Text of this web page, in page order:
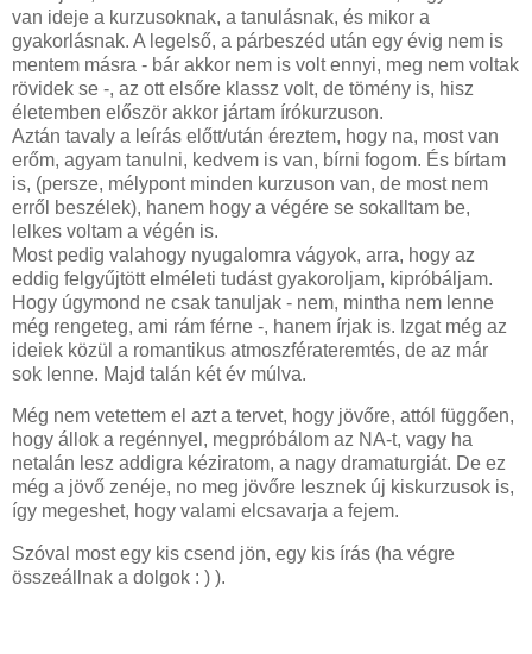
van ideje a kurzusoknak, a tanulásnak, és mikor a
gyakorlásnak. A legelső, a párbeszéd után egy évig nem is
mentem másra - bár akkor nem is volt ennyi, meg nem voltak
rövidek se -, az ott elsőre klassz volt, de tömény is, hisz
életemben először akkor jártam írókurzuson.
Aztán tavaly a leírás előtt/után éreztem, hogy na, most van
erőm, agyam tanulni, kedvem is van, bírni fogom. És bírtam
is, (persze, mélypont minden kurzuson van, de most nem
erről beszélek), hanem hogy a végére se sokalltam be,
lelkes voltam a végén is.
Most pedig valahogy nyugalomra vágyok, arra, hogy az
eddig felgyűjtött elméleti tudást gyakoroljam, kipróbáljam.
Hogy úgymond ne csak tanuljak - nem, mintha nem lenne
még rengeteg, ami rám férne -, hanem írjak is. Izgat még az
ideiek közül a romantikus atmoszférateremtés, de az már
sok lenne. Majd talán két év múlva.
Még nem vetettem el azt a tervet, hogy jövőre, attól függően,
hogy állok a regénnyel, megpróbálom az NA-t, vagy ha
netalán lesz addigra kéziratom, a nagy dramaturgiát. De ez
még a jövő zenéje, no meg jövőre lesznek új kiskurzusok is,
így megeshet, hogy valami elcsavarja a fejem.
Szóval most egy kis csend jön, egy kis írás (ha végre
összeállnak a dolgok : ) ).